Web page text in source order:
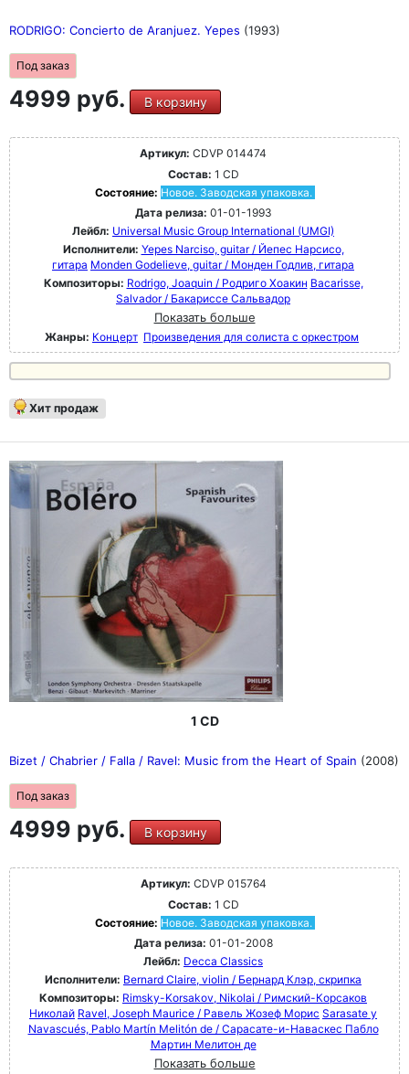
RODRIGO: Concierto de Aranjuez. Yepes (1993)
Под заказ
4999 руб. В корзину
Артикул: CDVP 014474
Состав: 1 CD
Состояние: Новое. Заводская упаковка.
Дата релиза: 01-01-1993
Лейбл: Universal Music Group International (UMGI)
Исполнители: Yepes Narciso, guitar / Йепес Нарсисо,
гитара Monden Godelieve, guitar / Монден Годлив, гитара
Композиторы: Rodrigo, Joaquin / Родриго Хоакин Bacarisse,
Salvador / Бакариссе Сальвадор
Показать больше
Жанры: Концерт Произведения для солиста с оркестром
Хит продаж
1 CD
Bizet / Chabrier / Falla / Ravel: Music from the Heart of Spain (2008)
Под заказ
4999 руб. В корзину
Артикул: CDVP 015764
Состав: 1 CD
Состояние: Новое. Заводская упаковка.
Дата релиза: 01-01-2008
Лейбл: Decca Classics
Исполнители: Bernard Claire, violin / Бернард Клэр, скрипка
Композиторы: Rimsky-Korsakov, Nikolai / Римский-Корсаков
Николай Ravel, Joseph Maurice / Равель Жозеф Морис Sarasate y
Navascués, Pablo Martín Melitón de / Сарасате-и-Наваскес Пабло
Мартин Мелитон де
Показать больше